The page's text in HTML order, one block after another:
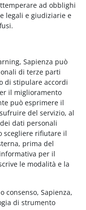
ad obblighi
legali e giudiziarie e
Sapienza può
di terze parti
di stipulare accordi
il miglioramento
può esprimere il
del servizio, al
dati personali
scegliere rifiutare il
prima del
per il
le modalità e la
consenso, Sapienza,
di strumento